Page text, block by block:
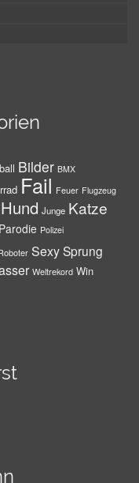
Bilder BMX
Fail Feuer Flugzeug
Hund Junge Katze
Parodie Polizei
SexySprung
Weltrekord Win